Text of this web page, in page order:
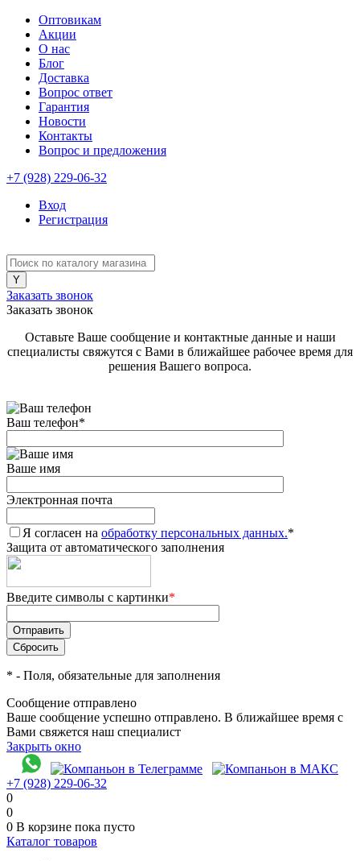
Оптовикам
Акции
О нас
Блог
Доставка
Вопрос ответ
Гарантия
Новости
Контакты
Вопрос и предложения
+7 (928) 229-06-32
Вход
Регистрация
Заказать звонок
Заказать звонок
Оставьте Ваше сообщение и контактные данные и наши
специалисты свяжутся с Вами в ближайшее рабочее время для
решения Вашего вопроса.
Ваш телефон*
Ваше имя
Электронная почта
Я согласен на обработку персональных данных.*
Защита от автоматического заполнения
Введите символы с картинки*
* - Поля, обязательные для заполнения
Сообщение отправлено
Ваше сообщение успешно отправлено. В ближайшее время с
Вами свяжется наш специалист
Закрыть окно
+7 (928) 229-06-32
0
0
0 В корзине пока пусто
Каталог товаров